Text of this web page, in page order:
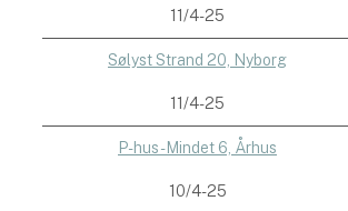
11/4-25
Sølyst Strand 20, Nyborg
11/4-25
P-hus - Mindet 6, Århus
10/4-25